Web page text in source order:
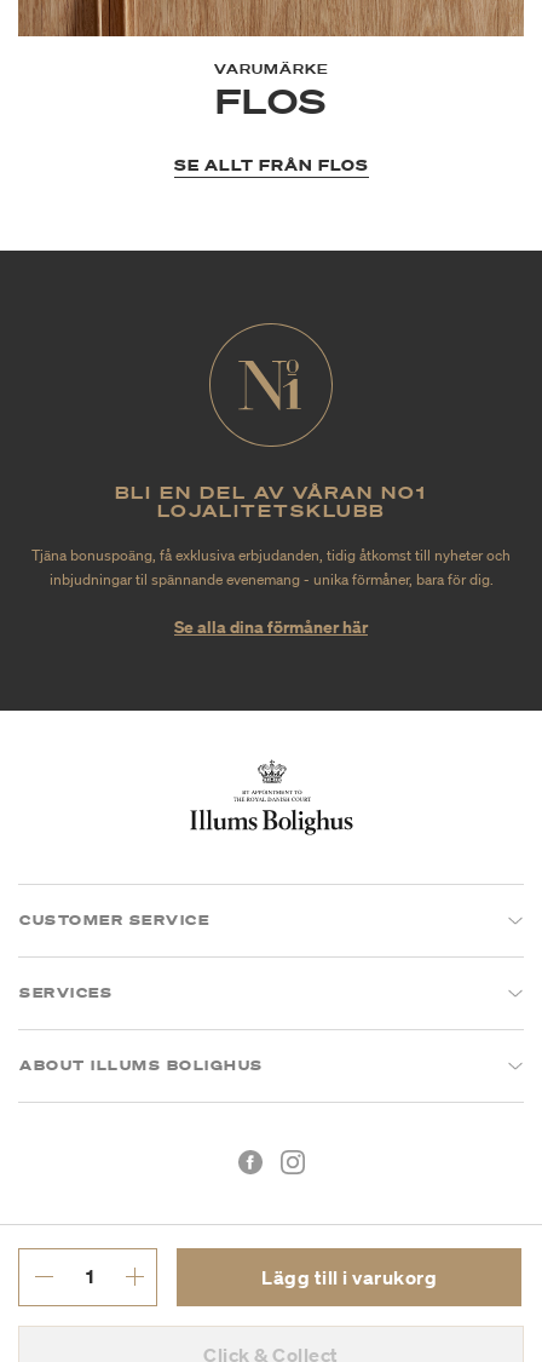
Lägg till i varukorg
Click & Collect
VARUMÄRKE
FLOS
SE ALLT FRÅN FLOS
BLI EN DEL AV VÅRAN NO1
LOJALITETSKLUBB
Tjäna bonuspoäng, få exklusiva erbjudanden, tidig åtkomst till nyheter och
inbjudningar til spännande evenemang - unika förmåner, bara för dig.
Se alla dina förmåner här
CUSTOMER SERVICE
SERVICES
ABOUT ILLUMS BOLIGHUS